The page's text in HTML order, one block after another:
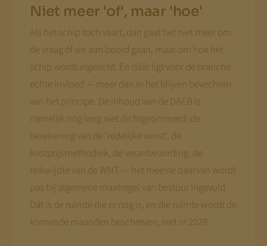
Niet meer 'of', maar 'hoe'
Als het schip toch vaart, dan gaat het niet meer om
de vraag óf we aan boord gaan, maar om hoe het
schip wordt ingericht. En dáár ligt voor de branche
echte invloed — meer dan in het blijven bevechten
van het principe. De inhoud van de DAEB is
namelijk nog lang niet dichtgetimmerd: de
berekening van de 'redelijke winst', de
kostprijsmethodiek, de verantwoording, de
reikwijdte van de WNT — het meeste daarvan wordt
pas bij algemene maatregel van bestuur ingevuld.
Dát is de ruimte die er nog is, en die ruimte wordt de
komende maanden beschreven, niet in 2029.